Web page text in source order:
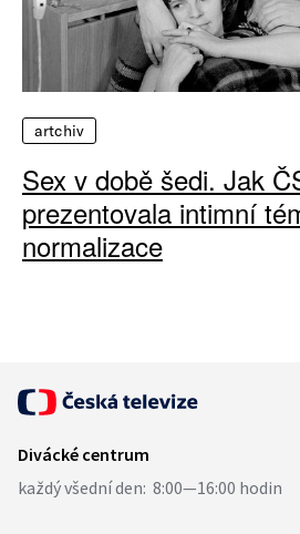
artchiv
Sex v době šedi. Jak
prezentovala intimní
normalizace